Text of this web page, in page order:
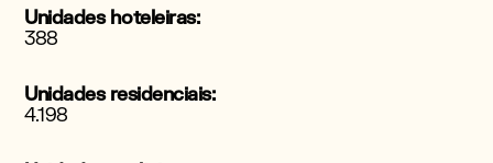
Unidades hoteleiras:
388
Unidades residenciais:
4.198